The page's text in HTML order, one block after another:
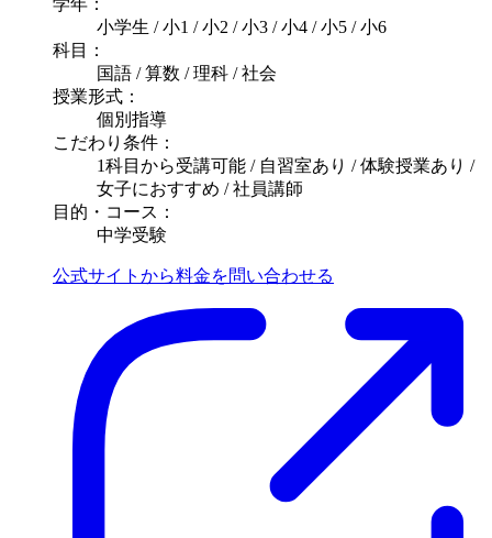
小学生 / 小1 / 小2 / 小3 / 小4 / 小5 / 小6
科目：
国語 / 算数 / 理科 / 社会
授業形式：
個別指導
こだわり条件：
1科目から受講可能 / 自習室あり / 体験授業あり /
女子におすすめ / 社員講師
目的・コース：
中学受験
公式サイトから料金を問い合わせる